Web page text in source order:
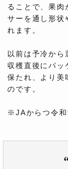
ることで、果肉
サーを通し形状
れます。
以前は予冷から
収穫直後にパッ
保たれ、より美
のです。
※JAからつ令和